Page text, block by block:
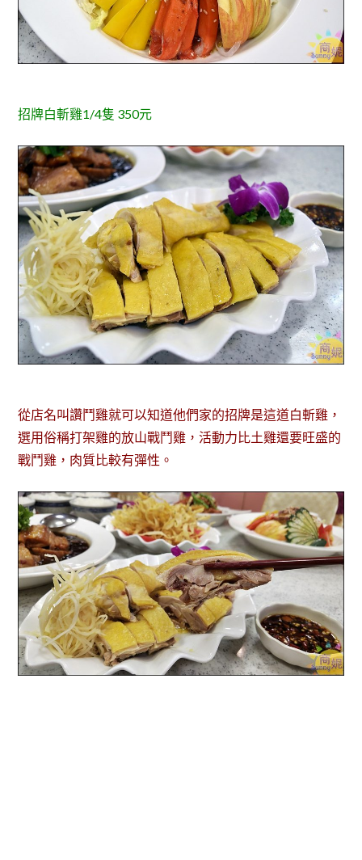
招牌白斬雞1/4隻 350元
從店名叫讚鬥雞就可以知道他們家的招牌是這道白斬雞，
選用俗稱打架雞的放山戰鬥雞，活動力比土雞還要旺盛的
戰鬥雞，肉質比較有彈性。